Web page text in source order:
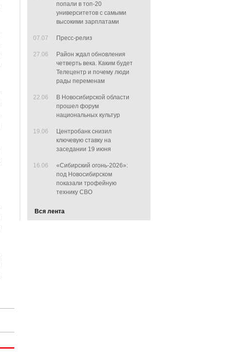
попали в топ-20
университетов с самыми
высокими зарплатами
07.07 Пресс-релиз
27.06
Район ждал обновления
четверть века. Каким будет
Телецентр и почему люди
рады переменам
22.06
В Новосибирской области
прошел форум
национальных культур
19.06
Центробанк снизил
ключевую ставку на
заседании 19 июня
16.06
«Сибирский огонь-2026»:
под Новосибирском
показали трофейную
технику СВО
Вся лента